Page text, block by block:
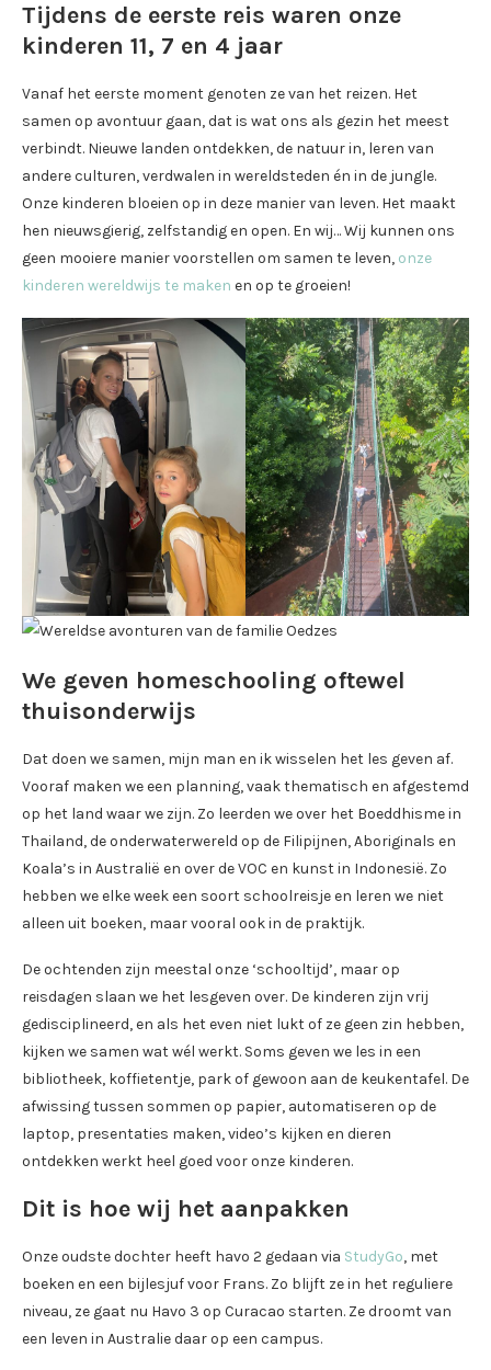
Tijdens de eerste reis waren onze
kinderen 11, 7 en 4 jaar
Vanaf het eerste moment genoten ze van het reizen. Het
samen op avontuur gaan, dat is wat ons als gezin het meest
verbindt. Nieuwe landen ontdekken, de natuur in, leren van
andere culturen, verdwalen in wereldsteden én in de jungle.
Onze kinderen bloeien op in deze manier van leven. Het maakt
hen nieuwsgierig, zelfstandig en open. En wij… Wij kunnen ons
geen mooiere manier voorstellen om samen te leven, onze
kinderen wereldwijs te maken en op te groeien!
We geven homeschooling oftewel
thuisonderwijs
Dat doen we samen, mijn man en ik wisselen het les geven af.
Vooraf maken we een planning, vaak thematisch en afgestemd
op het land waar we zijn. Zo leerden we over het Boeddhisme in
Thailand, de onderwaterwereld op de Filipijnen, Aboriginals en
Koala’s in Australië en over de VOC en kunst in Indonesië. Zo
hebben we elke week een soort schoolreisje en leren we niet
alleen uit boeken, maar vooral ook in de praktijk.
De ochtenden zijn meestal onze ‘schooltijd’, maar op
reisdagen slaan we het lesgeven over. De kinderen zijn vrij
gedisciplineerd, en als het even niet lukt of ze geen zin hebben,
kijken we samen wat wél werkt. Soms geven we les in een
bibliotheek, koffietentje, park of gewoon aan de keukentafel. De
afwissing tussen sommen op papier, automatiseren op de
laptop, presentaties maken, video’s kijken en dieren
ontdekken werkt heel goed voor onze kinderen.
Dit is hoe wij het aanpakken
Onze oudste dochter heeft havo 2 gedaan via StudyGo, met
boeken en een bijlesjuf voor Frans. Zo blijft ze in het reguliere
niveau, ze gaat nu Havo 3 op Curacao starten. Ze droomt van
een leven in Australie daar op een campus.